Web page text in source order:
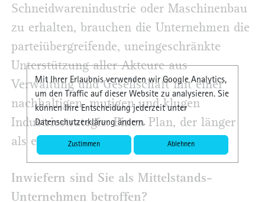
Schneidwarenindustrie oder Maschinenbau
zu erhalten, brauchen die Unternehmen die
parteiübergreifende, uneingeschränkte
Unterstützung aller Akteure aus
Verwaltung und Gesellschaft mit einer
nachhaltigen, mutigen und klugen
Industriestrategie. Einen Plan, der länger
als ein Jahr hält.
Inwiefern sind Sie als Mittelstands-
Unternehmen betroffen?
Mit Ihrer Erlaubnis verwenden wir Google Analytics,
um den Traffic auf dieser Website zu analysieren. Sie
können Ihre Entscheidung jederzeit unter
Datenschutzerklärung ändern.
Zustimmen Ablehnen